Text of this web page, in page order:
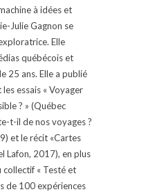
à idées et
Julie Gagnon se
Elle
québécois et
25 ans. Elle a publié
essais « Voyager
? » (Québec
t-il de nos voyages ?
et le récit «Cartes
Lafon, 2017), en plus
« Testé et
de 100 expériences